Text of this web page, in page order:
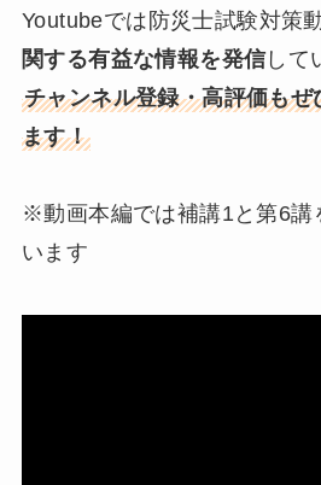
Youtubeでは防災士試験対策
関する有益な情報を発信して
チャンネル登録・高評価も
ます！
※動画本編では補講1と第6講
います